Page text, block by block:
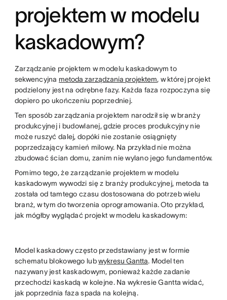
projektem w modelu
kaskadowym?
Zarządzanie projektem w modelu kaskadowym to
sekwencyjna metoda zarządzania projektem, w której projekt
podzielony jest na odrębne fazy. Każda faza rozpoczyna się
dopiero po ukończeniu poprzedniej.
Ten sposób zarządzania projektem narodził się w branży
produkcyjnej i budowlanej, gdzie proces produkcyjny nie
może ruszyć dalej, dopóki nie zostanie osiągnięty
poprzedzający kamień milowy. Na przykład nie można
zbudować ścian domu, zanim nie wylano jego fundamentów.
Pomimo tego, że zarządzanie projektem w modelu
kaskadowym wywodzi się z branży produkcyjnej, metoda ta
została od tamtego czasu dostosowana do potrzeb wielu
branż, w tym do tworzenia oprogramowania. Oto przykład,
jak mógłby wyglądać projekt w modelu kaskadowym:
Model kaskadowy często przedstawiany jest w formie
schematu blokowego lubwykresu Gantta. Model ten
nazywany jest kaskadowym, ponieważ każde zadanie
przechodzi kaskadą w kolejne. Na wykresie Gantta widać,
jak poprzednia faza spada na kolejną.